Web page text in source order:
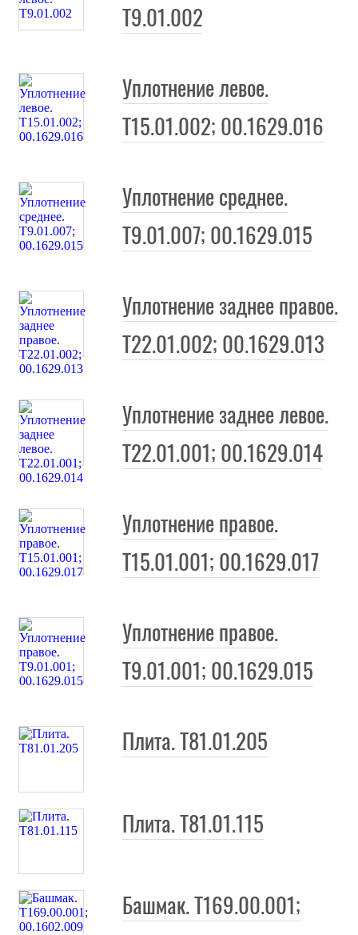
Т9.01.002
Уплотнение левое.
Т15.01.002; 00.1629.016
Уплотнение среднее.
Т9.01.007; 00.1629.015
Уплотнение заднее правое.
Т22.01.002; 00.1629.013
Уплотнение заднее левое.
Т22.01.001; 00.1629.014
Уплотнение правое.
Т15.01.001; 00.1629.017
Уплотнение правое.
Т9.01.001; 00.1629.015
Плита. Т81.01.205
Плита. Т81.01.115
Башмак. Т169.00.001;